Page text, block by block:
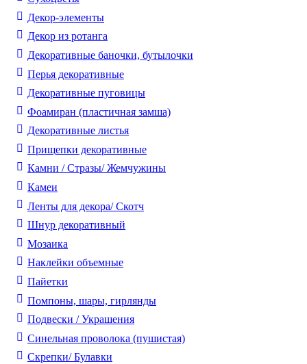
Декор-элементы
Декор из ротанга
Декоративные баночки, бутылочки
Перья декоративные
Декоративные пуговицы
Фоамиран (пластичная замша)
Декоративные листья
Прищепки декоративные
Камни / Cтразы/ Жемчужины
Камеи
Ленты для декора/ Скотч
Шнур декоративный
Мозаика
Наклейки объемные
Пайетки
Помпоны, шары, гирлянды
Подвески / Украшения
Синельная проволока (пушистая)
Скрепки/ Булавки